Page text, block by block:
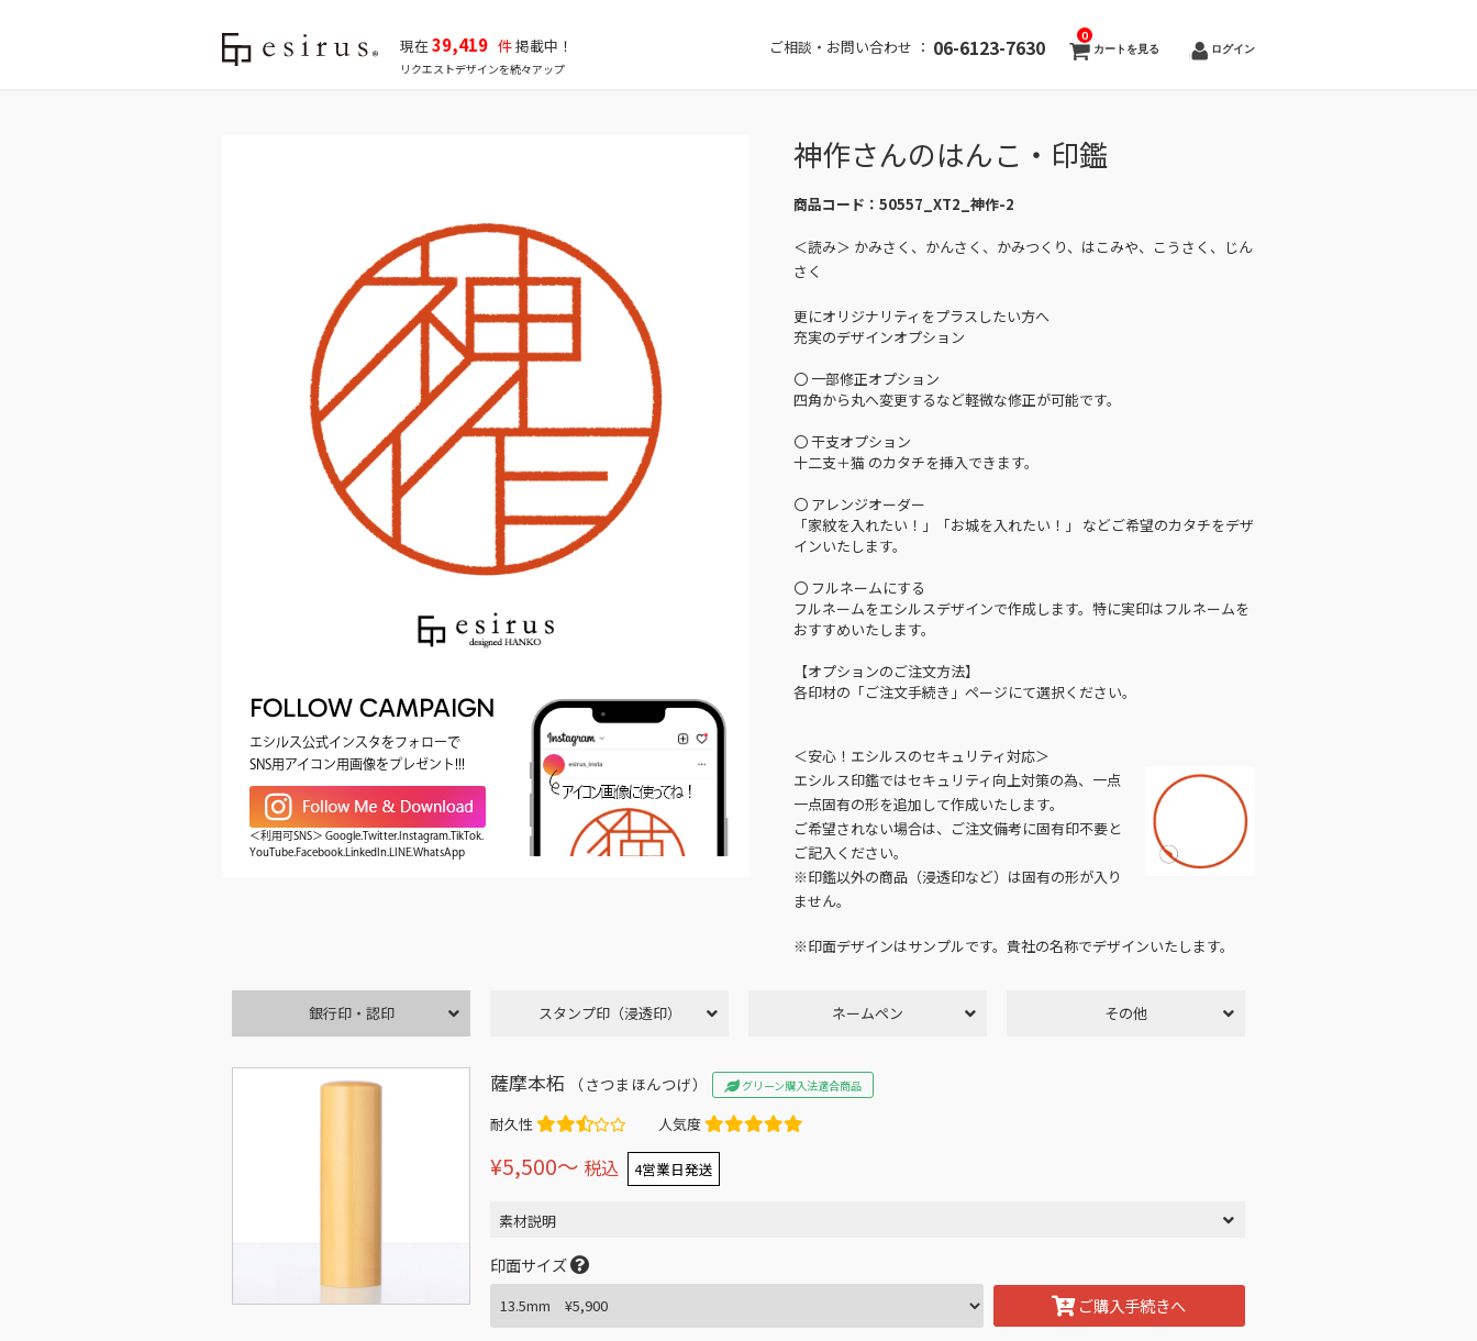
現在39,419 件掲載中！
リクエストデザインを続々アップ
ご相談・お問い合わせ ： 06-6123-7630 カートを見る
0
ログイン
FOLLOW CAMPAIGN
エシルス公式インスタをフォローで
SNS用アイコン用画像をプレゼント!!!
＜利用可SNS＞ Google.Twitter.Instagram.TikTok.
YouTube.Facebook.LinkedIn.LINE.WhatsApp
神作さんのはんこ・印鑑
商品コード： 50557_XT2_神作-2
＜読み＞ かみさく、かんさく、かみつくり、はこみや、こうさく、じん
さく
更にオリジナリティをプラスしたい方へ
充実のデザインオプション
〇 一部修正オプション
四角から丸へ変更するなど軽微な修正が可能です。
〇 干支オプション
十二支＋猫 のカタチを挿入できます。
〇 アレンジオーダー
「家紋を入れたい！」「お城を入れたい！」 などご希望のカタチをデザ
インいたします。
〇 フルネームにする
フルネームをエシルスデザインで作成します。特に実印はフルネームを
おすすめいたします。
【オプションのご注文方法】
各印材の「ご注文手続き」ページにて選択ください。
＜安心！エシルスのセキュリティ対応＞
エシルス印鑑ではセキュリティ向上対策の為、一点
一点固有の形を追加して作成いたします。
ご希望されない場合は、ご注文備考に固有印不要と
ご記入ください。
※印鑑以外の商品（浸透印など）は固有の形が入り
ません。
※印面デザインはサンプルです。貴社の名称でデザインいたします。
銀行印・認印 スタンプ印（浸透印） ネームペン その他
薩摩本柘 （さつまほんつげ） グリーン購入法適合商品
耐久性 人気度
¥5,500〜 税込 4営業日発送
素材説明
印面サイズ
ご購入手続きへ